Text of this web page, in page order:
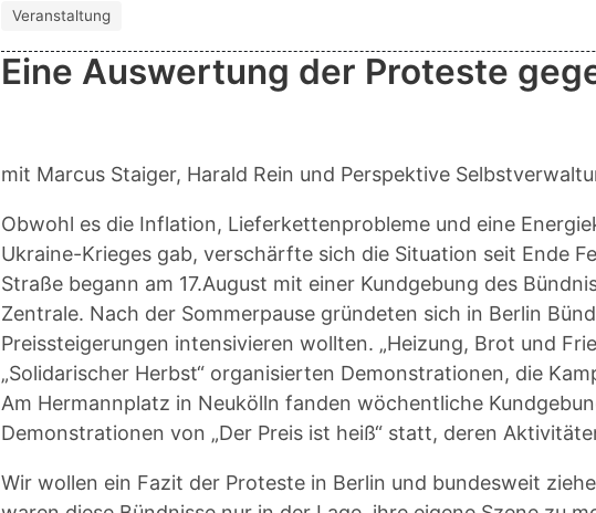
Veranstaltung
Eine Auswertung der Proteste
mit Marcus Staiger, Harald Rein und Perspektive
Obwohl es die Inflation, Lieferkettenprobleme und eine
Ukraine-Krieges gab, verschärfte sich die Situation seit Ende
Straße begann am 17.August mit einer Kundgebung des
Zentrale. Nach der Sommerpause gründeten sich in Berlin
Preissteigerungen intensivieren wollten. „Heizung, Brot und
„Solidarischer Herbst“ organisierten Demonstrationen, die
Am Hermannplatz in Neukölln fanden wöchentliche
Demonstrationen von „Der Preis ist heiß“ statt, deren
Wir wollen ein Fazit der Proteste in Berlin und bundesweit